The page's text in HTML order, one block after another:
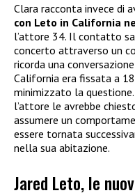
Clara racconta invece di
con Leto in California
l’attore 34. Il contatto
concerto attraverso un
ricorda una
California era fissata a
minimizzato la
l’attore le avrebbe
assumere un
essere tornata
nella sua abitazione.
Jared Leto, le